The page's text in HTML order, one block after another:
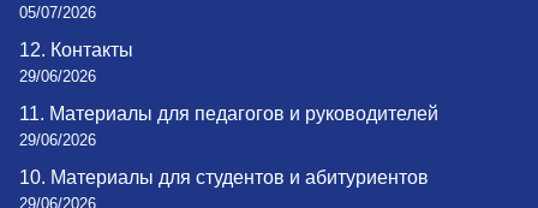
05/07/2026
12. Контакты
29/06/2026
11. Материалы для педагогов и руководителей
29/06/2026
10. Материалы для студентов и абитуриентов
29/06/2026